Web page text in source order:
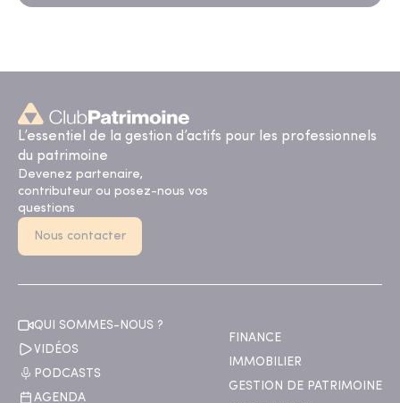
L’essentiel de la gestion d’actifs pour les professionnels
du patrimoine
Devenez partenaire,
contributeur ou posez-nous vos
questions
Nous contacter
QUI SOMMES-NOUS ?
VIDÉOS
PODCASTS
AGENDA
FINANCE
IMMOBILIER
GESTION DE PATRIMOINE